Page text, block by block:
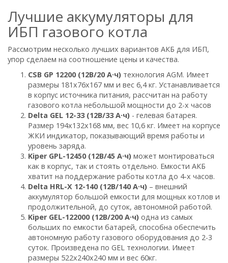
Лучшие аккумуляторы для
ИБП газового котла
Рассмотрим несколько лучших вариантов АКБ для ИБП,
упор сделаем на соотношение цены и качества.
CSB GP 12200 (12В/20 А·ч) технология AGM. Имеет
размеры 181х76х167 мм и вес 6,4 кг. Устанавливается
в корпус источника питания, рассчитан на работу
газового котла небольшой мощности до 2-х часов
Delta GEL 12-33 (12В/33 А·ч) - гелевая батарея.
Размер 194х132х168 мм, вес 10,6 кг. Имеет на корпусе
ЖКИ индикатор, показывающий время работы и
уровень заряда.
Kiper GPL-12450 (12В/45 А·ч) может монтироваться
как в корпус, так и стоять отдельно. Емкости АКБ
хватит на поддержание работы котла до 4-х часов.
Delta HRL-X 12-140 (12В/140 А·ч) – внешний
аккумулятор большой емкости для мощных котлов и
продолжительной, до суток, автономной работой.
Kiper GEL-122000 (12В/200 А·ч) одна из самых
больших по емкости батарей, способна обеспечить
автономную работу газового оборудования до 2-3
суток. Произведена по GEL технологии. Имеет
размеры 522х240х240 мм и вес 60кг.